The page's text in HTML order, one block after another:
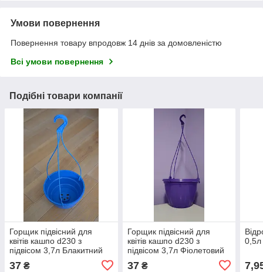
Умови повернення
Повернення товару впродовж 14 днів за домовленістю
Всі умови повернення
Подібні товари компанії
Горщик підвісний для
квітів кашпо d230 з
підвісом 3,7л Блакитний
37 ₴
Горщик підвісний для
квітів кашпо d230 з
підвісом 3,7л Фіолетовий
37₴
0,5л